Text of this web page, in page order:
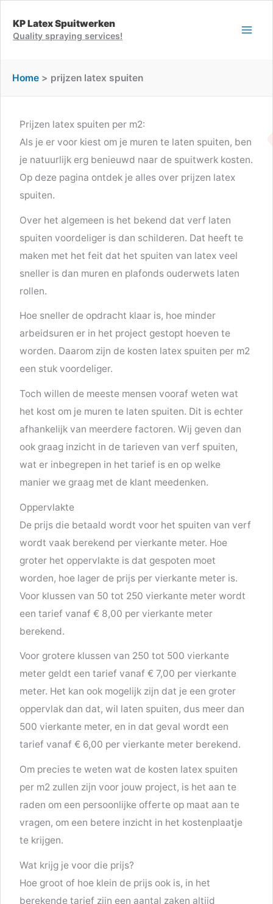
naarKP Latex Spuitwerken
Quality spraying services!
Home prijzen latex spuiten
Prijzen latex spuiten per m2:
Als je er voor kiest om je muren te laten spuiten, ben
je natuurlijk erg benieuwd naar de spuitwerk kosten.
Op deze pagina ontdek je alles over prijzen latex
spuiten.
Over het algemeen is het bekend dat verf laten
spuiten voordeliger is dan schilderen. Dat heeft te
maken met het feit dat het spuiten van latex veel
sneller is dan muren en plafonds ouderwets laten
rollen.
Hoe sneller de opdracht klaar is, hoe minder
arbeidsuren er in het project gestopt hoeven te
worden. Daarom zijn de kosten latex spuiten per m2
een stuk voordeliger.
Toch willen de meeste mensen vooraf weten wat
het kost om je muren te laten spuiten. Dit is echter
afhankelijk van meerdere factoren. Wij geven dan
ook graag inzicht in de tarieven van verf spuiten,
wat er inbegrepen in het tarief is en op welke
manier we graag met de klant meedenken.
Oppervlakte
De prijs die betaald wordt voor het spuiten van verf
wordt vaak berekend per vierkante meter. Hoe
groter het oppervlakte is dat gespoten moet
worden, hoe lager de prijs per vierkante meter is.
Voor klussen van 50 tot 250 vierkante meter wordt
een tarief vanaf € 8,00 per vierkante meter
berekend.
Voor grotere klussen van 250 tot 500 vierkante
meter geldt een tarief vanaf € 7,00 per vierkante
meter. Het kan ook mogelijk zijn dat je een groter
oppervlak dan dat, wil laten spuiten, dus meer dan
500 vierkante meter, en in dat geval wordt een
tarief vanaf € 6,00 per vierkante meter berekend.
Om precies te weten wat de kosten latex spuiten
per m2 zullen zijn voor jouw project, is het aan te
raden om een persoonlijke offerte op maat aan te
vragen, om een betere inzicht in het kostenplaatje
te krijgen.
Wat krijg je voor die prijs?
Hoe groot of hoe klein de prijs ook is, in het
berekende tarief zijn een aantal zaken altijd